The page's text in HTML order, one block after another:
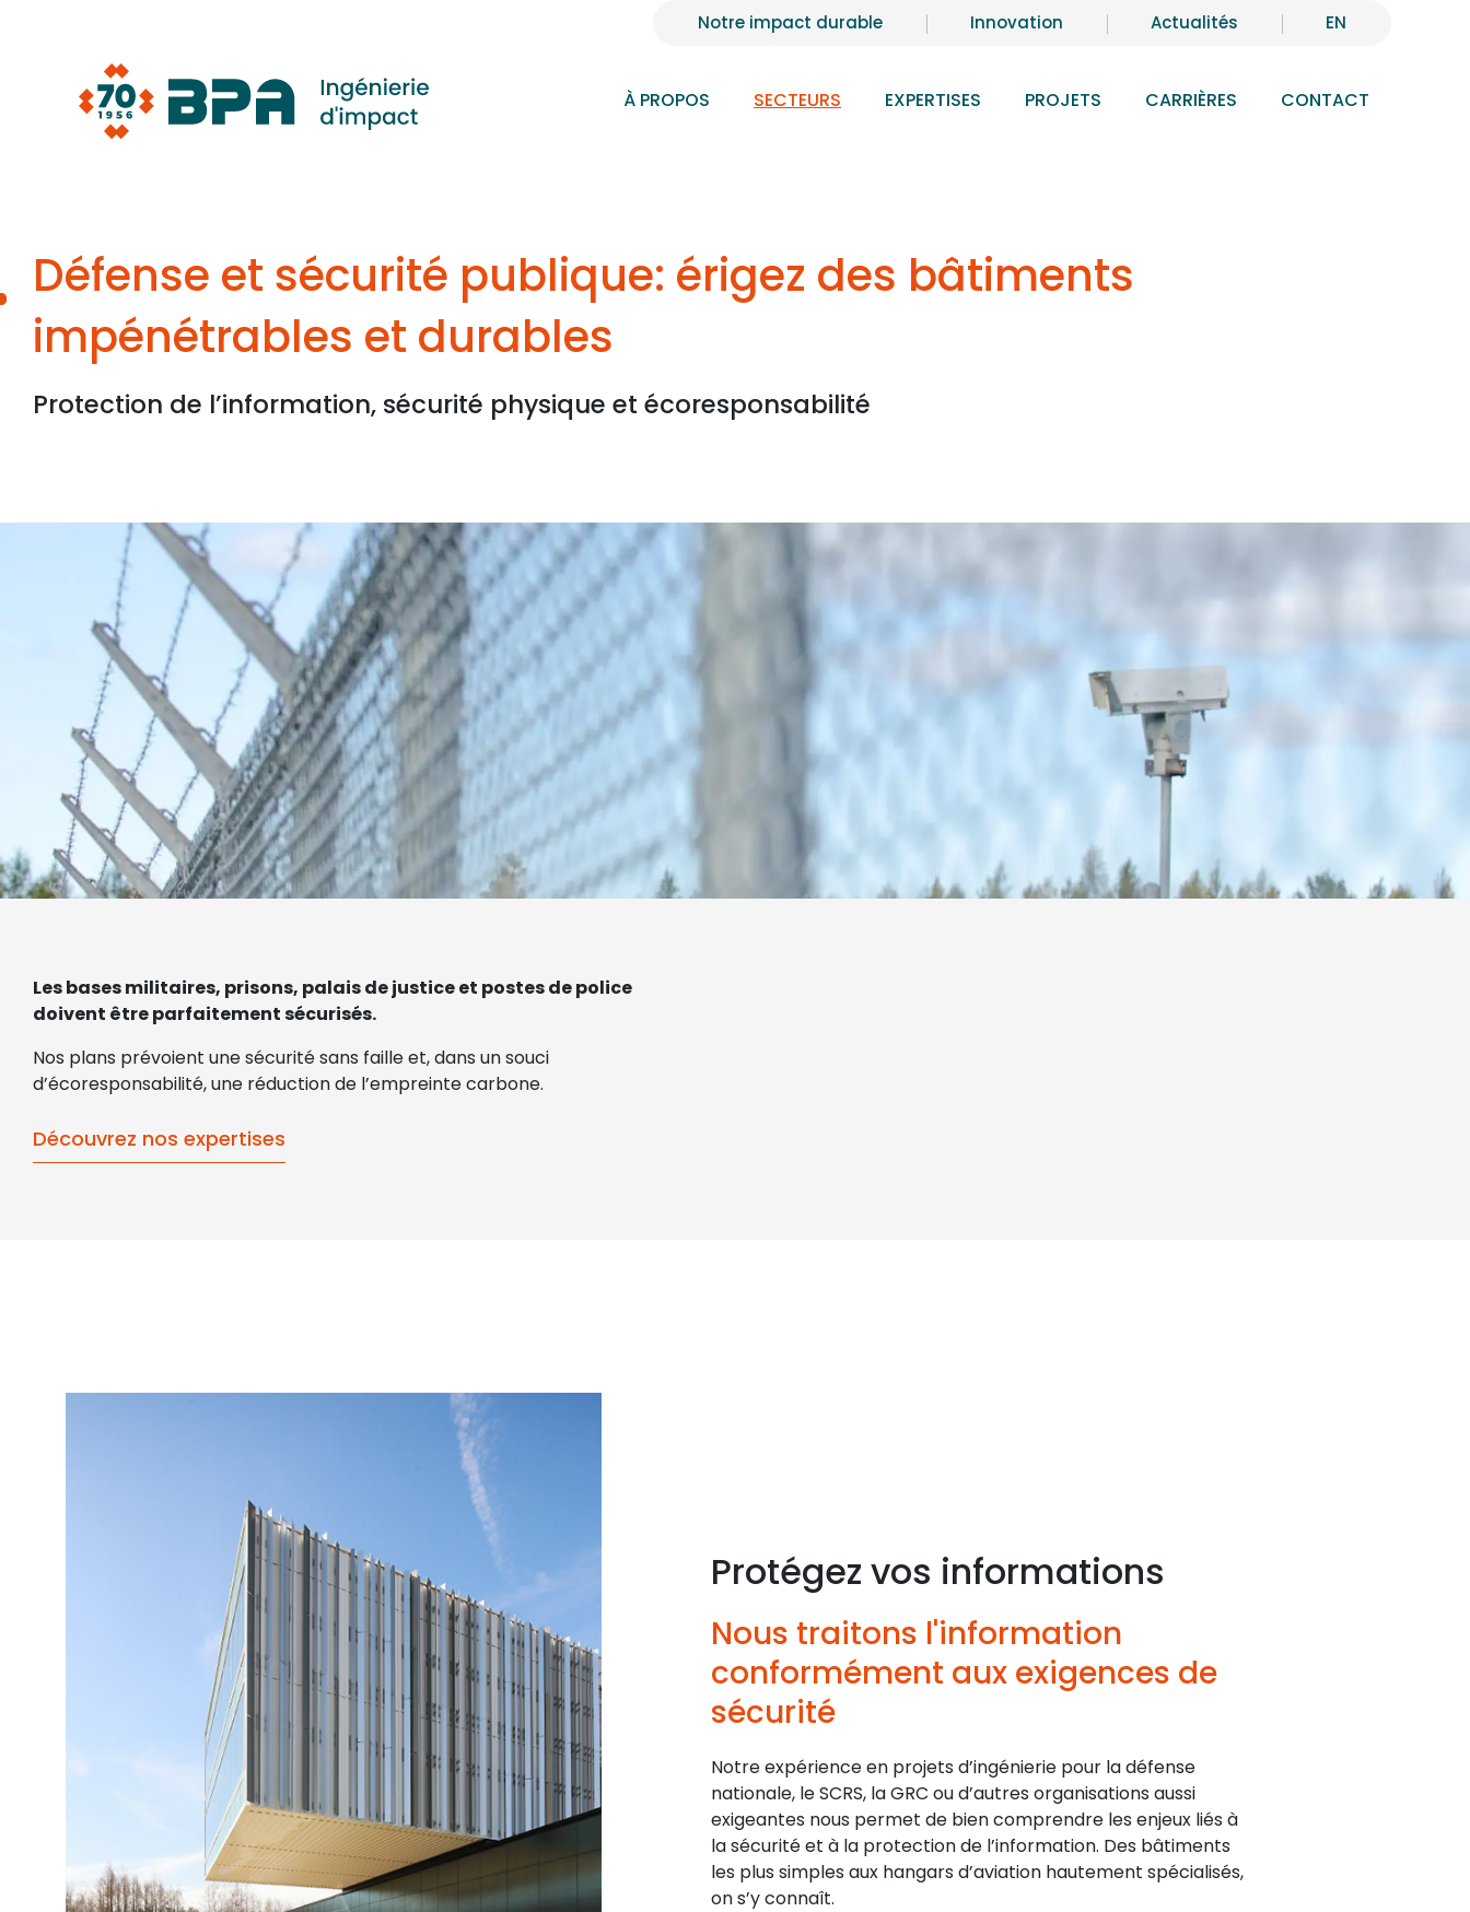
Notre impact durable Innovation Actualités EN
À PROPOS SECTEURS EXPERTISES PROJETS CARRIÈRES CONTACT
Défense et sécurité publique: érigez des bâtiments
impénétrables et durables
Protection de l’information, sécurité physique et écoresponsabilité
Les bases militaires, prisons, palais de justice et postes de police
doivent être parfaitement sécurisés.
Nos plans prévoient une sécurité sans faille et, dans un souci
d’écoresponsabilité, une réduction de l’empreinte carbone.
Découvrez nos expertises
Protégez vos informations
Nous traitons l'information
conformément aux exigences de
sécurité
Notre expérience en projets d’ingénierie pour la défense
nationale, le SCRS, la GRC ou d’autres organisations aussi
exigeantes nous permet de bien comprendre les enjeux liés à
la sécurité et à la protection de l’information. Des bâtiments
les plus simples aux hangars d’aviation hautement spécialisés,
on s’y connaît.